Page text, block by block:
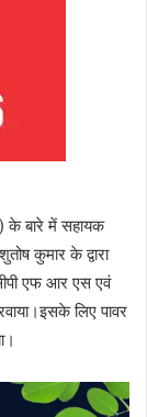
बारे में सहायक
कुमार के द्वारा
एफ आर एस एवं
लिए पावर